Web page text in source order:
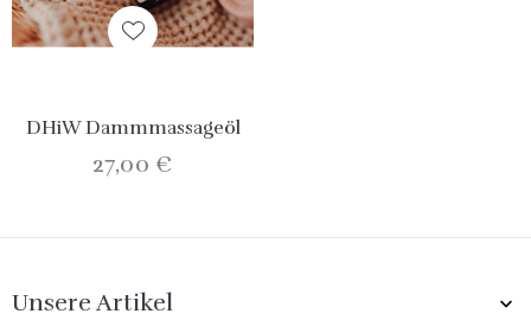
DHiW Dammmassageöl
27,00 €
Unsere Artikel 